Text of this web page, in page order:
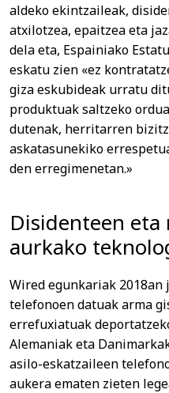
aldeko ekintzaileak,
atxilotzea, epaitzea eta
dela eta, Espainiako
eskatu zien «ez
giza eskubideak urratu
produktuak saltzeko
dutenak, herritarren
askatasunekiko
den erregimenetan.»
Disidenteen
aurkako
Wired egunkariak
telefonoen datuak arma
errefuxiatuak
Alemaniak eta
asilo-eskatzaileen
aukera ematen zieten